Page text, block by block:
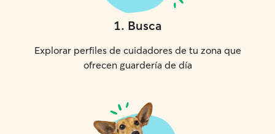
1. Busca
Explorar perfiles de cuidadores de tu zona que
ofrecen guardería de día